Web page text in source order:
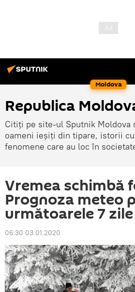
Moldova
Republica
Citiți pe site-ul Sputnik Moldova
oameni ieșiți din tipare, istorii
fenomene care au loc în
Vremea schimbă
Prognoza meteo
următoarele 7 zile
06:30 03.01.2020